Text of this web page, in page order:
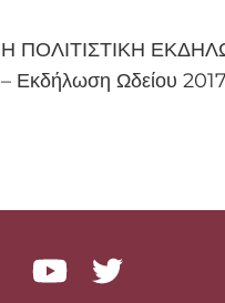
Η ΠΟΛΙΤΙΣΤΙΚΗ
– Εκδήλωση Ωδείου 2017
FacebookYouTube